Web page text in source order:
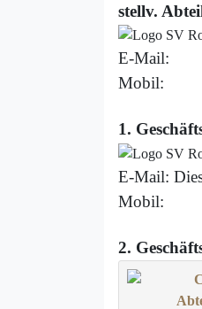
stellv.
E-Mail:
Mobil:
1.
E-Mail:
Mobil:
2.